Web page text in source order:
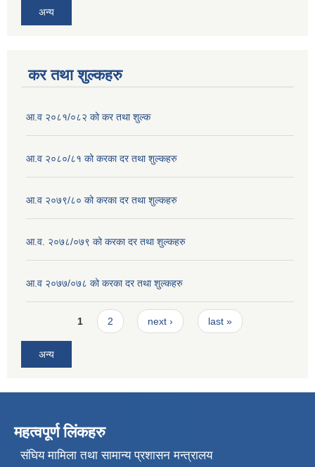
अन्य
कर तथा शुल्कहरु
आ.व २०८१/०८२ को कर तथा शुल्क
आ.व २०८०/८१ को करका दर तथा शुल्कहरु
आ.व २०७९/८० को करका दर तथा शुल्कहरु
आ.व. २०७८/०७९ को करका दर तथा शुल्कहरु
आ.व २०७७/०७८ को करका दर तथा शुल्कहरु
Pages1 2 next › last »
अन्य
महत्वपूर्ण लिंकहरु
संघिय मामिला तथा सामान्य प्रशासन मन्त्रालय